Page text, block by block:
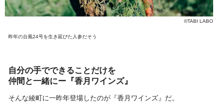
©TABI LABO
昨年の台風24号を生き延びた人参だそう
自分の手でできることだけを
仲間と一緒にー『香月ワインズ』
そんな綾町に一昨年登場したのが『香月ワインズ』だ。